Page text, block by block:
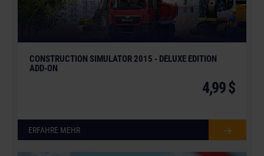
CONSTRUCTION SIMULATOR 2015 - DELUXE EDITION
ADD-ON
4,99 $
ERFAHRE MEHR